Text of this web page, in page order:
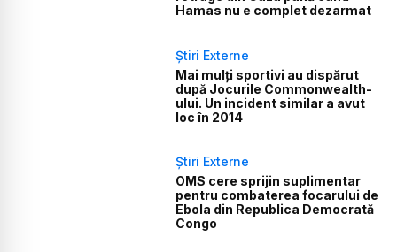
Hamas nu e complet dezarmat
Știri Externe
Mai mulți sportivi au dispărut
după Jocurile Commonwealth-
ului. Un incident similar a avut
loc în 2014
Știri Externe
OMS cere sprijin suplimentar
pentru combaterea focarului de
Ebola din Republica Democrată
Congo